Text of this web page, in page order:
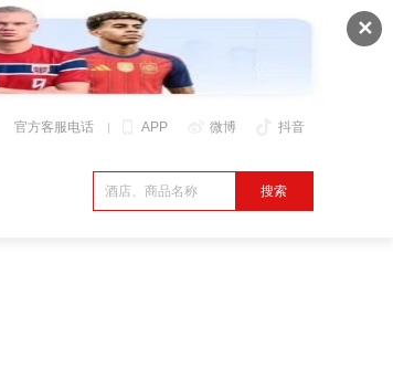
✕
APP 微博 抖音
官方客服电话